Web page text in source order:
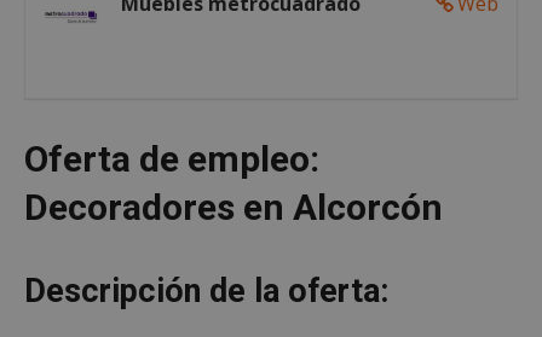
Oferta de empleo:
Decoradores en Alcorcón
Descripción de la oferta: